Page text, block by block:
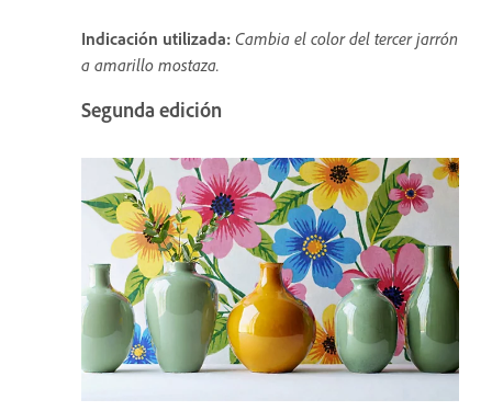
Indicación utilizada: Cambia el color del tercer jarrón
a amarillo mostaza.
Segunda edición